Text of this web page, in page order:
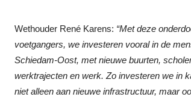
Wethouder René Karens: “Met deze
voetgangers, we investeren vooral in de
Schiedam-Oost, met nieuwe buurten,
werktrajecten en werk. Zo investeren we in
niet alleen aan nieuwe infrastructuur, maar